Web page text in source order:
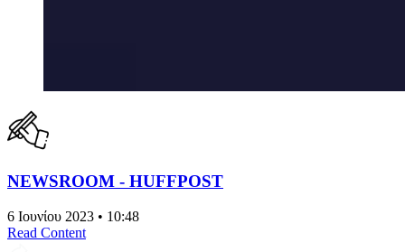
NEWSROOM - HUFFPOST
6 Ιουνίου 2023 • 10:48
Read Content